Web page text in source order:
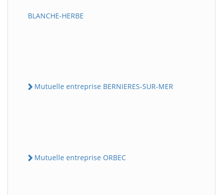
BLANCHE-HERBE
Mutuelle entreprise BERNIERES-SUR-MER
Mutuelle entreprise ORBEC